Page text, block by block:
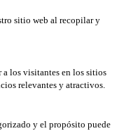
sitio web al recopilar y
a los visitantes en los sitios
relevantes y atractivos.
y el propósito puede